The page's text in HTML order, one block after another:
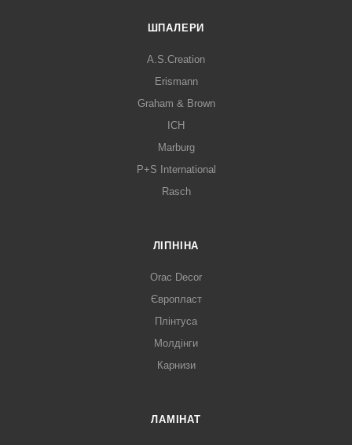
ШПАЛЕРИ
A.S.Creation
Erismann
Graham & Brown
ICH
Marburg
P+S International
Rasch
ЛІПНІНА
Orac Decor
Європласт
Плінтуса
Молдінги
Карнизи
ЛАМІНАТ